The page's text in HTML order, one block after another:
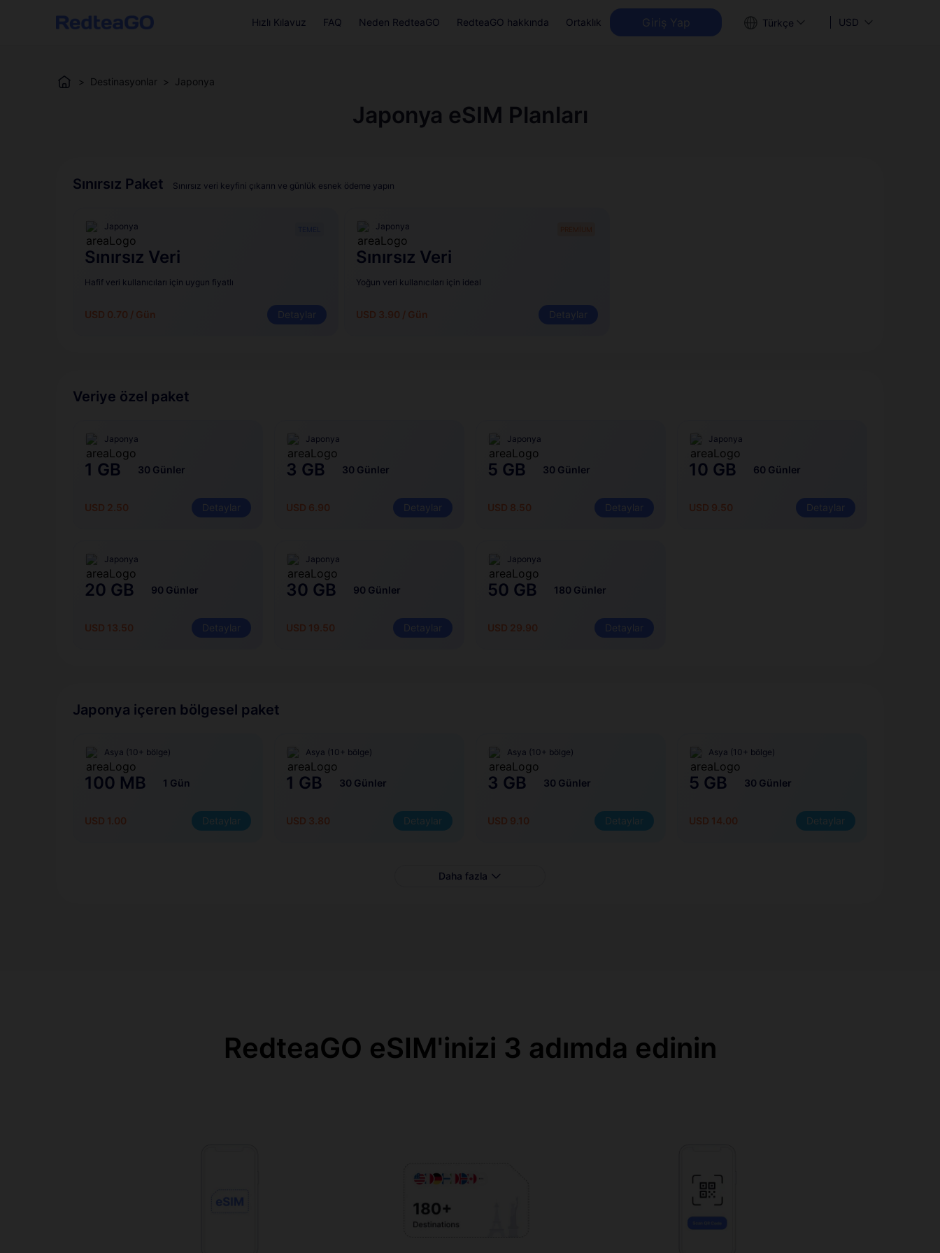
Hızlı Kılavuz FAQ Neden RedteaGO RedteaGO hakkında Ortaklık Giriş Yap Türkçe USD
> Destinasyonlar > Japonya
Japonya eSIM Planları
Sınırsız Paket Sınırsız veri keyfini çıkarın ve günlük esnek ödeme yapın
Japonya
Sınırsız Veri
Hafif veri kullanıcıları için uygun fiyatlı
USD 0.70 / Gün Detaylar
Japonya
Sınırsız Veri
Yoğun veri kullanıcıları için ideal
USD 3.90 / Gün Detaylar
PREMİUM
Veriye özel paket
Japonya
1 GB 30 Günler
USD 2.50 Detaylar
Japonya
3 GB 30 Günler
USD 6.90 Detaylar
Japonya
5 GB 30 Günler
USD 8.50 Detaylar
Japonya
10 GB 60 Günler
USD 9.50 Detaylar
Japonya
20 GB 90 Günler
USD 13.50 Detaylar
Japonya
30 GB 90 Günler
USD 19.50 Detaylar
Japonya
50 GB 180 Günler
USD 29.90 Detaylar
Japonya içeren bölgesel paket
Asya (10+ bölge)
100 MB 1 Gün
USD 1.00 Detaylar
Asya (10+ bölge)
1 GB 30 Günler
USD 3.80 Detaylar
Asya (10+ bölge)
3 GB 30 Günler
USD 9.10 Detaylar
Asya (10+ bölge)
5 GB 30 Günler
USD 14.00 Detaylar
Daha fazla
RedteaGO eSIM'inizi 3 adımda edinin